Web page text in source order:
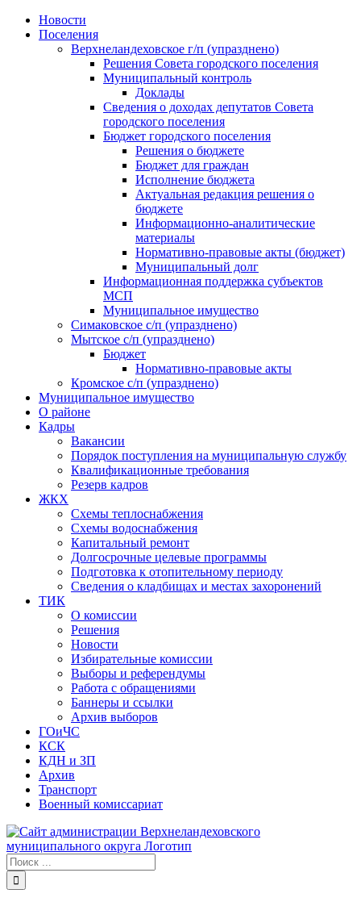
Skip
Новости
Поселения
Верхнеландеховское г/п (упразднено)
Решения Совета городского поселения
Муниципальный контроль
Доклады
Сведения о доходах депутатов Совета
городского поселения
Бюджет городского поселения
Решения о бюджете
Бюджет для граждан
Исполнение бюджета
Актуальная редакция решения о
бюджете
Информационно-аналитические
материалы
Нормативно-правовые акты (бюджет)
Муниципальный долг
Информационная поддержка субъектов
МСП
Муниципальное имущество
Симаковское с/п (упразднено)
Мытское с/п (упразднено)
Бюджет
Нормативно-правовые акты
Кромское с/п (упразднено)
Муниципальное имущество
О районе
Кадры
Вакансии
Порядок поступления на муниципальную службу
Квалификационные требования
Резерв кадров
ЖКХ
Схемы теплоснабжения
Схемы водоснабжения
Капитальный ремонт
Долгосрочные целевые программы
Подготовка к отопительному периоду
Сведения о кладбищах и местах захоронений
ТИК
О комиссии
Решения
Новости
Избирательные комиссии
Выборы и референдумы
Работа с обращениями
Баннеры и ссылки
Архив выборов
ГОиЧС
КСК
КДН и ЗП
Архив
Транспорт
Военный комиссариат
Результат
поиска: